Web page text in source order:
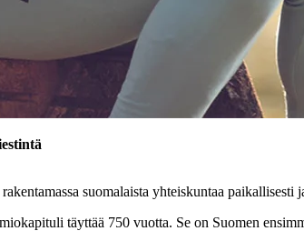
suomalaista yhteiskuntaa paikallisesti
täyttää 750 vuotta. Se on Suomen